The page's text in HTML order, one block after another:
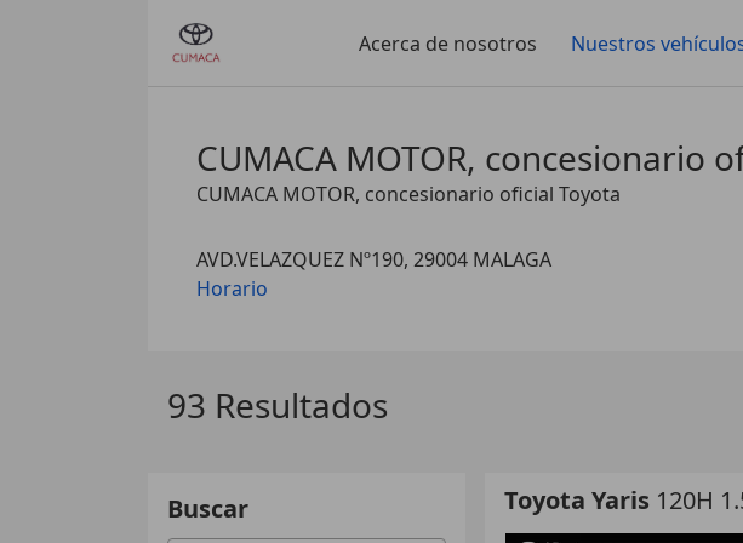
Acerca de nosotros Nuestros
CUMACA MOTOR, concesionario
CUMACA MOTOR, concesionario oficial Toyota
AVD.VELAZQUEZ Nº190, 29004 MALAGA
Horario
93 Resultados
Buscar Toyota Yaris 120H